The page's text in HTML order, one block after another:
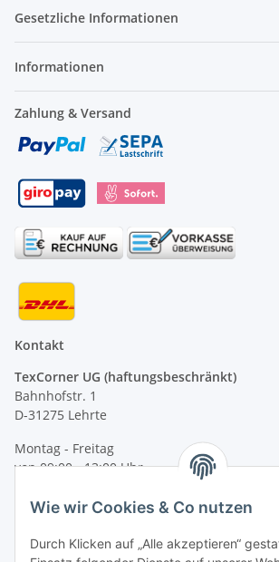
Gesetzliche Informationen
Informationen
Zahlung & Versand
Kontakt
TexCorner UG (haftungsbeschränkt)
Bahnhofstr. 1
D-31275 Lehrte
Montag - Freitag
von 09:00 - 13:00 Uhr
Tel: +49 (0) 5132 8230689
Fax: +49 (0) 5132 8230693
E-Mail:mail@signalweste.net
Wie wir Cookies & Co nutzen
Durch Klicken auf „Alle akzeptieren“